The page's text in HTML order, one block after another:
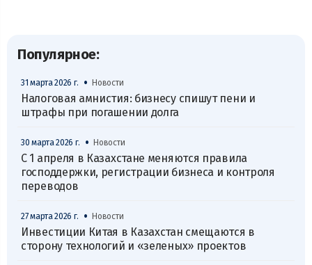
Популярное:
31 марта 2026 г. • Новости
Налоговая амнистия: бизнесу спишут пени и
штрафы при погашении долга
30 марта 2026 г. • Новости
С 1 апреля в Казахстане меняются правила
господдержки, регистрации бизнеса и контроля
переводов
27 марта 2026 г. • Новости
Инвестиции Китая в Казахстан смещаются в
сторону технологий и «зеленых» проектов